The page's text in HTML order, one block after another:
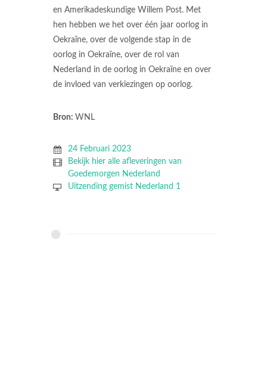
en Amerikadeskundige Willem Post. Met
hen hebben we het over één jaar oorlog in
Oekraïne, over de volgende stap in de
oorlog in Oekraïne, over de rol van
Nederland in de oorlog in Oekraïne en over
de invloed van verkiezingen op oorlog.
Bron: WNL
24 Februari 2023
Bekijk hier alle afleveringen van
Goedemorgen Nederland
Uitzending gemist Nederland 1